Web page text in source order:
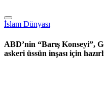
İslam Dünyası
ABD’nin “Barış Konseyi”,
askeri üssün inşası için